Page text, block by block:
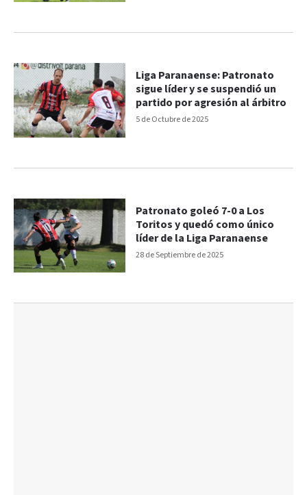
5 de Octubre de 2025
Liga Paranaense: Patronato
sigue líder y se suspendió un
partido por agresión al árbitro
28 de Septiembre de 2025
Patronato goleó 7-0 a Los
Toritos y quedó como único
líder de la Liga Paranaense